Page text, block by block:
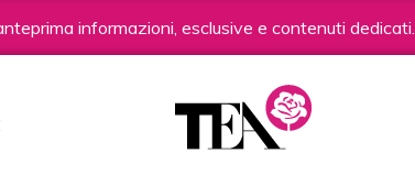
informazioni, esclusive e contenuti dedicati.